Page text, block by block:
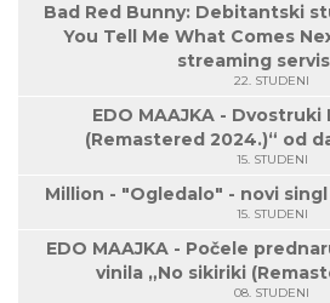
Bad Red Bunny: Debitantski
You Tell Me What Comes
streaming
22. STUDENI
EDO MAAJKA - Dvostruki
(Remastered 2024.)“ od
15. STUDENI
Million - "Ogledalo" - novi
15. STUDENI
EDO MAAJKA - Počele
vinila „No sikiriki
08. STUDENI